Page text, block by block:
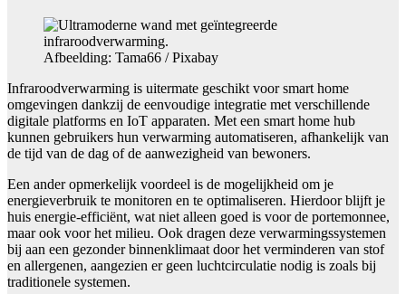
Afbeelding: Tama66 / Pixabay
Infraroodverwarming is uitermate geschikt voor smart home
omgevingen dankzij de eenvoudige integratie met verschillende
digitale platforms en IoT apparaten. Met een smart home hub
kunnen gebruikers hun verwarming automatiseren, afhankelijk van
de tijd van de dag of de aanwezigheid van bewoners.
Een ander opmerkelijk voordeel is de mogelijkheid om je
energieverbruik te monitoren en te optimaliseren. Hierdoor blijft je
huis energie-efficiënt, wat niet alleen goed is voor de portemonnee,
maar ook voor het milieu. Ook dragen deze verwarmingssystemen
bij aan een gezonder binnenklimaat door het verminderen van stof
en allergenen, aangezien er geen luchtcirculatie nodig is zoals bij
traditionele systemen.